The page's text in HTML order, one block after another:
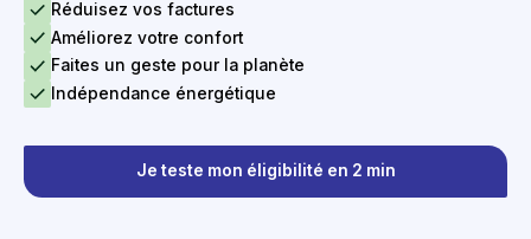
Réduisez vos factures
Améliorez votre confort
Faites un geste pour la planète
Indépendance énergétique
Je teste mon éligibilité en 2 min